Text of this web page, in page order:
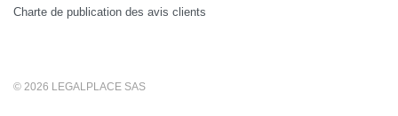
Charte de publication des avis clients
© 2026 LEGALPLACE SAS